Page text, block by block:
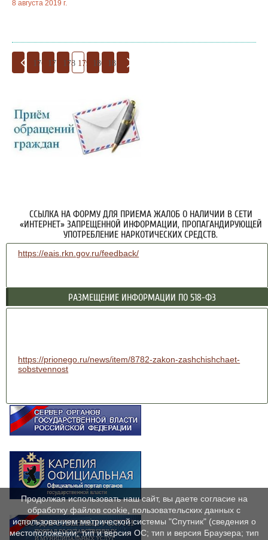
8 августа 2019 г.
176 177 178 179 180 181
ССЫЛКА НА ФОРМУ ДЛЯ ПРИЕМА ЖАЛОБ О НАЛИЧИИ В СЕТИ
«ИНТЕРНЕТ» ЗАПРЕЩЕННОЙ ИНФОРМАЦИИ, ПРОПАГАНДИРУЮЩЕЙ
УПОТРЕБЛЕНИЕ НАРКОТИЧЕСКИХ СРЕДСТВ.
https://eais.rkn.gov.ru/feedback/
РАЗМЕЩЕНИЕ ИНФОРМАЦИИ ПО 518-ФЗ
https://prionego.ru/news/item/8782-zakon-zashchishchaet-
sobstvennost
Продолжая использовать наш сайт, вы даете согласие на
обработку файлов cookie, пользовательских данных с
использованием метрической системы "Спутник" (сведения о
местоположении; тип и версия ОС; тип и версия Браузера; тип